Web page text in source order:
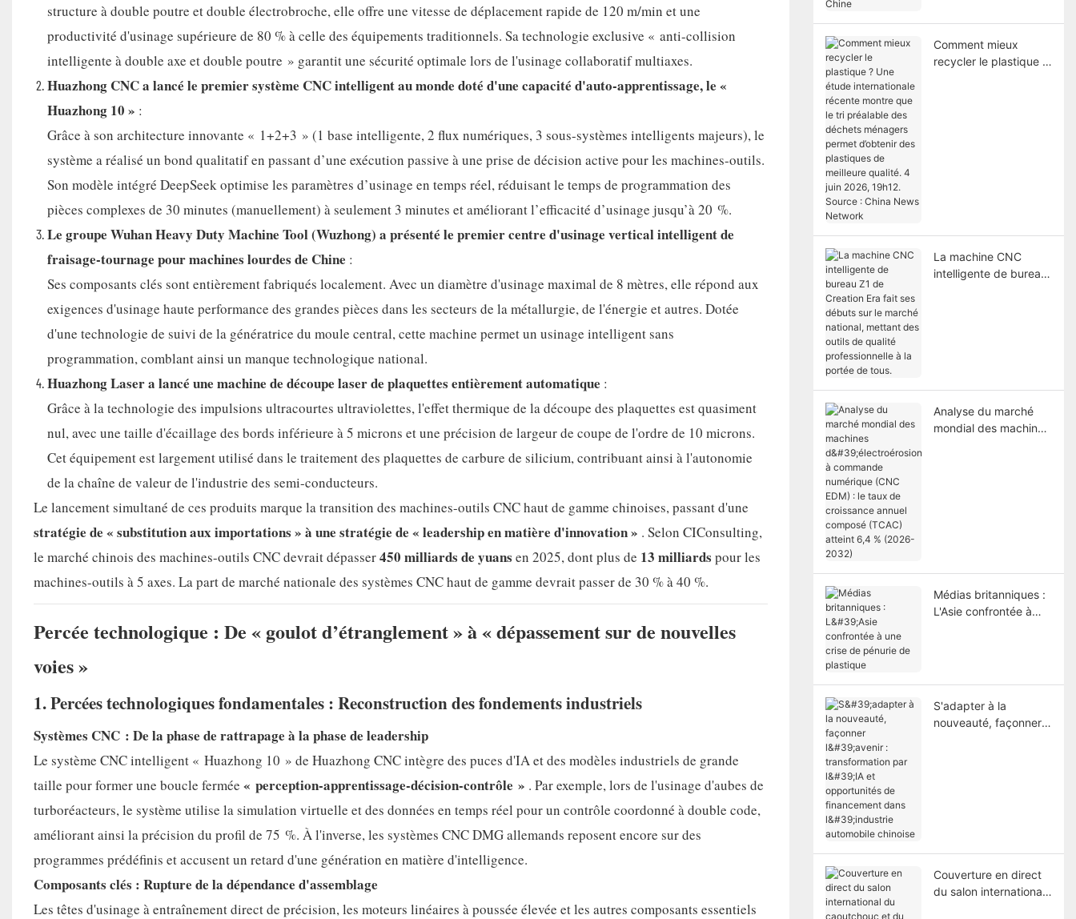
structure à double poutre et double électrobroche, elle offre une vitesse de déplacement rapide de 120 m/min et une
productivité d'usinage supérieure de 80 % à celle des équipements traditionnels. Sa technologie exclusive « anti-collision
intelligente à double axe et double poutre » garantit une sécurité optimale lors de l'usinage collaboratif multiaxes.
Huazhong CNC a lancé le premier système CNC intelligent au monde doté d'une capacité d'auto-apprentissage, le «
Huazhong 10 » :
Grâce à son architecture innovante « 1+2+3 » (1 base intelligente, 2 flux numériques, 3 sous-systèmes intelligents majeurs), le
système a réalisé un bond qualitatif en passant d’une exécution passive à une prise de décision active pour les machines-outils.
Son modèle intégré DeepSeek optimise les paramètres d’usinage en temps réel, réduisant le temps de programmation des
pièces complexes de 30 minutes (manuellement) à seulement 3 minutes et améliorant l’efficacité d’usinage jusqu’à 20 %.
Le groupe Wuhan Heavy Duty Machine Tool (Wuzhong) a présenté le premier centre d'usinage vertical intelligent de
fraisage-tournage pour machines lourdes de Chine :
Ses composants clés sont entièrement fabriqués localement. Avec un diamètre d'usinage maximal de 8 mètres, elle répond aux
exigences d'usinage haute performance des grandes pièces dans les secteurs de la métallurgie, de l'énergie et autres. Dotée
d'une technologie de suivi de la génératrice du moule central, cette machine permet un usinage intelligent sans
programmation, comblant ainsi un manque technologique national.
Huazhong Laser a lancé une machine de découpe laser de plaquettes entièrement automatique :
Grâce à la technologie des impulsions ultracourtes ultraviolettes, l'effet thermique de la découpe des plaquettes est quasiment
nul, avec une taille d'écaillage des bords inférieure à 5 microns et une précision de largeur de coupe de l'ordre de 10 microns.
Cet équipement est largement utilisé dans le traitement des plaquettes de carbure de silicium, contribuant ainsi à l'autonomie
de la chaîne de valeur de l'industrie des semi-conducteurs.
Le lancement simultané de ces produits marque la transition des machines-outils CNC haut de gamme chinoises, passant d'une
stratégie de « substitution aux importations » à une stratégie de « leadership en matière d'innovation » . Selon CIConsulting,
le marché chinois des machines-outils CNC devrait dépasser450 milliards de yuans en 2025, dont plus de 13 milliards pour les
machines-outils à 5 axes. La part de marché nationale des systèmes CNC haut de gamme devrait passer de 30 % à 40 %.
Percée technologique : De « goulot d’étranglement » à « dépassement sur de nouvelles
voies »
1. Percées technologiques fondamentales : Reconstruction des fondements industriels
Systèmes CNC : De la phase de rattrapage à la phase de leadership
Le système CNC intelligent « Huazhong 10 » de Huazhong CNC intègre des puces d'IA et des modèles industriels de grande
taille pour former une boucle fermée « perception-apprentissage-décision-contrôle » . Par exemple, lors de l'usinage d'aubes de
turboréacteurs, le système utilise la simulation virtuelle et des données en temps réel pour un contrôle coordonné à double code,
améliorant ainsi la précision du profil de 75 %. À l'inverse, les systèmes CNC DMG allemands reposent encore sur des
programmes prédéfinis et accusent un retard d'une génération en matière d'intelligence.
Composants clés : Rupture de la dépendance d'assemblage
Les têtes d'usinage à entraînement direct de précision, les moteurs linéaires à poussée élevée et les autres composants essentiels
Comment mieux
recycler le plastique ?
La machine CNC
intelligente de bureau
Analyse du marché
mondial des machines
Médias britanniques :
L'Asie confrontée à
S'adapter à la
nouveauté, façonner
Couverture en direct
du salon international